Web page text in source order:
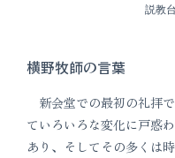
説教
横野牧師の言葉
新会堂での最初の礼拝
ていろいろな変化に戸惑
あり、そしてその多くは